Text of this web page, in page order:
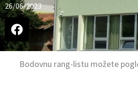
26/06/2023
Bodovnu rang-listu možete